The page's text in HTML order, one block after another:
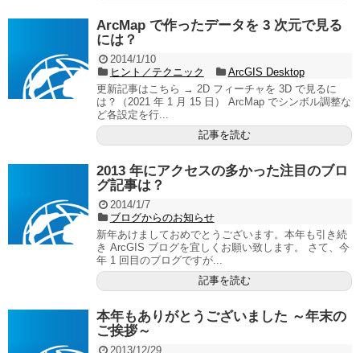
ArcMap で作ったデータを 3 次元で見る
には？
2014/1/10
ヒント／テクニック
ArcGIS Desktop
更新記事はこちら → 2D フィーチャを 3D で見るに
は？（2021 年 1 月 15 日） ArcMap でシンボル調整な
ど各設定を行...
記事を読む
2013 年にアクセスの多かった注目のブロ
グ記事は？
2014/1/7
ブログからのお知らせ
新年あけましておめでとうございます。本年も引き続
き ArcGIS ブログを宜しくお願い致します。 さて、今
年 1 回目のブログですが...
記事を読む
本年もありがとうございました ～年末の
ご挨拶～
2013/12/29